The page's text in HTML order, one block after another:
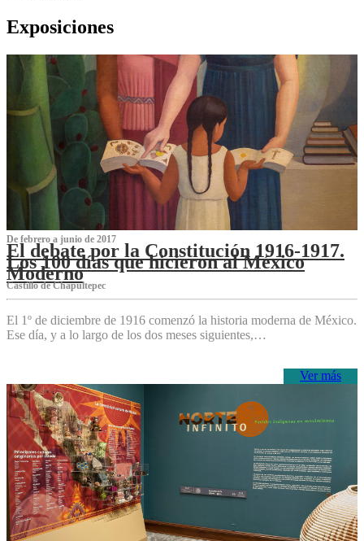
Exposiciones
De febrero a junio de 2017
El debate por la Constitución 1916-1917.
Los 100 días que hicieron al México
Moderno
Castillo de Chapultepec
El 1º de diciembre de 1916 comenzó la historia moderna de México.
Ese día, y a lo largo de los dos meses siguientes,…
Ver más